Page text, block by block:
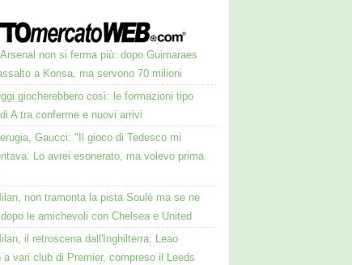
non si ferma più: dopo Guimaraes
a Konsa, ma servono 70 milioni
giocherebbero così: le formazioni tipo
A tra conferme e nuovi arrivi
Gaucci: "Il gioco di Tedesco mi
Lo avrei esonerato, ma volevo prima
non tramonta la pista Soulé ma se ne
le amichevoli con Chelsea e United
il retroscena dall'Inghilterra: Leao
a vari club di Premier, compreso il Leeds